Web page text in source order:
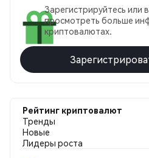
Зарегистрируйтесь или
просмотреть больше
криптовалютах.
Рейтинг криптовалют
Тренды
Новые
Лидеры роста